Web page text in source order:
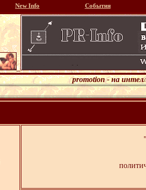
New Info События
promotion - на